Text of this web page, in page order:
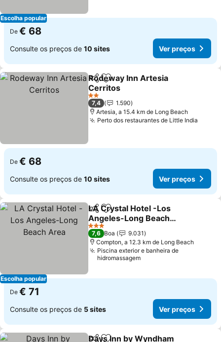
Escolha popular
De € 68
Consulte os preços de 10 sites Ver preços
PartilharAdicionar aos favoritos
Rodeway Inn Artesia
Cerritos
Ver preços
2 Estrelas
7,4
1.590
Artesia, a 15.4 km de Long Beach
Perto dos restaurantes de Little India
De € 68
Consulte os preços de 10 sites Ver preços
Escolha popular
PartilharAdicionar aos favoritos
LA Crystal Hotel -Los
Angeles-Long Beach
Area
Ver preços
3 Estrelas
7,6 Boa
9.031
Compton, a 12.3 km de Long Beach
Piscina exterior e banheira de
hidromassagem
De € 71
Consulte os preços de 5 sites Ver preços
Days Inn by Wyndham